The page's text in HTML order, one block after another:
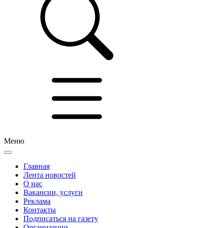
Меню
Главная
Лента новостей
О нас
Вакансии, услуги
Реклама
Контакты
Подписаться на газету